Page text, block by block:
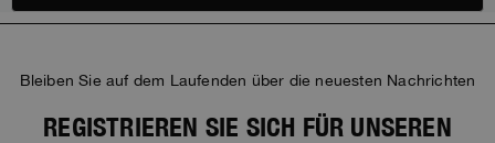
Bleiben Sie auf dem Laufenden über die neuesten Nachrichten
REGISTRIEREN SIE SICH FÜR UNSEREN